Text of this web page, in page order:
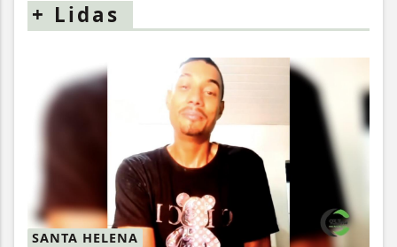
+ Lidas
SANTA HELENA